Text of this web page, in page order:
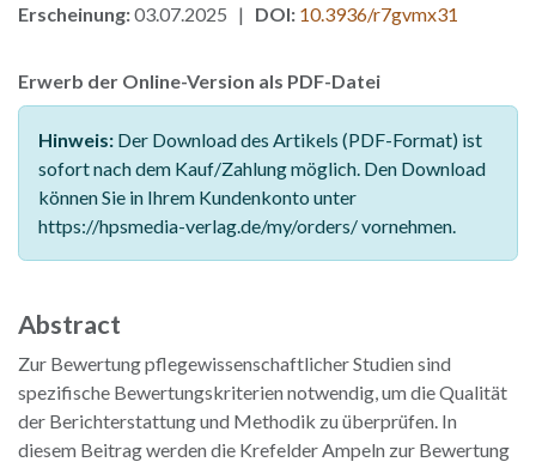
Erscheinung:03.07.2025 | DOI: 10.3936/r7gvmx31
Erwerb der Online-Version als PDF-Datei
Hinweis: Der Download des Artikels (PDF-Format) ist
sofort nach dem Kauf/Zahlung möglich. Den Download
können Sie in Ihrem Kundenkonto unter
https://hpsmedia-verlag.de/my/orders/ vornehmen.
Abstract
Zur Bewertung pflegewissenschaftlicher Studien sind
spezifische Bewertungskriterien notwendig, um die Qualität
der Berichterstattung und Methodik zu überprüfen. In
diesem Beitrag werden die Krefelder Ampeln zur Bewertung